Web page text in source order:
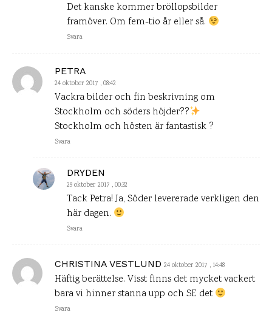
Det kanske kommer bröllopsbilder
framöver. Om fem-tio år eller så.
Svara
PETRA
24 oktober 2017 , 08:42
Vackra bilder och fin beskrivning om
Stockholm och söders höjder??
Stockholm och hösten är fantastisk ?
Svara
DRYDEN
29 oktober 2017 , 00:32
Tack Petra! Ja, Söder levererade verkligen den
här dagen.
Svara
CHRISTINA VESTLUND 24 oktober 2017 , 14:48
Häftig berättelse. Visst finns det mycket vackert
bara vi hinner stanna upp och SE det
Svara